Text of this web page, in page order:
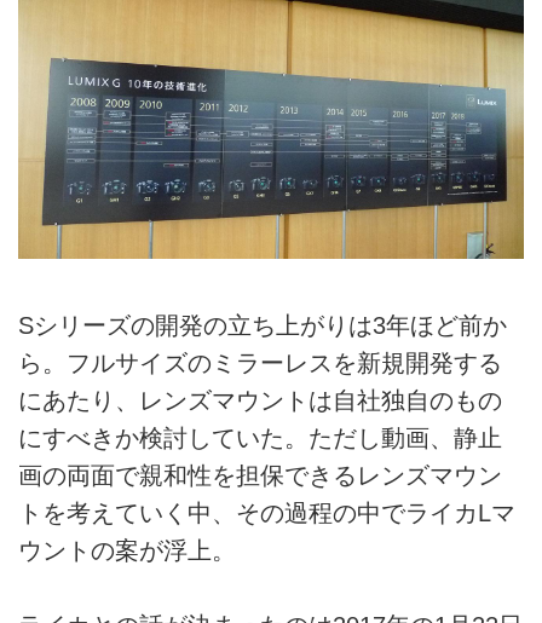
Sシリーズの開発の立ち上がりは3年ほど前か
ら。フルサイズのミラーレスを新規開発する
にあたり、レンズマウントは自社独自のもの
にすべきか検討していた。ただし動画、静止
画の両面で親和性を担保できるレンズマウン
トを考えていく中、その過程の中でライカLマ
ウントの案が浮上。